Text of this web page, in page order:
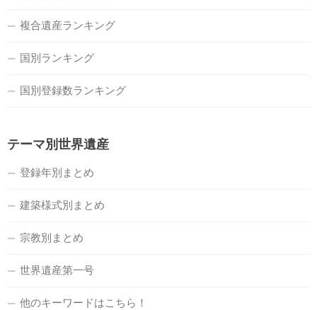
複合遺産ランキング
国別ランキング
国別登録数ランキング
テーマ別世界遺産
登録年別まとめ
建築様式別まとめ
宗教別まとめ
世界遺産第一号
他のキーワードはこちら！